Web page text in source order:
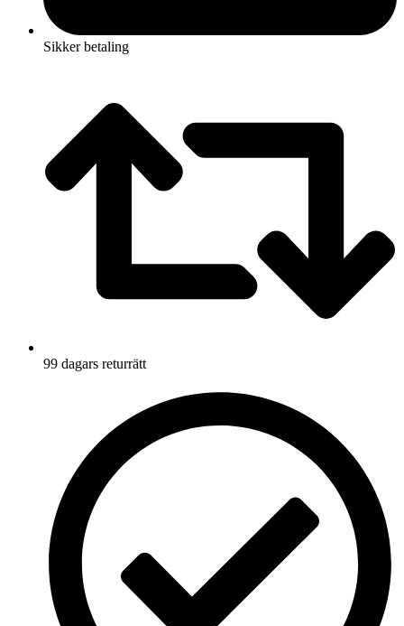
Sikker betaling
99 dagars returrätt